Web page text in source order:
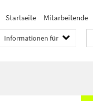
Startseite Mitarbeitende
Informationen für